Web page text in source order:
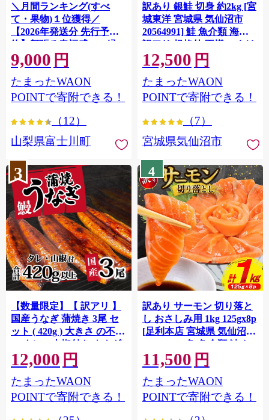
＼月間ランキング(すべ
て・果物)１位獲得／
【2026年発送分 先行予
約】頬張る幸福感 〜緑の
宝石・ シャインマスカッ
ト 〜 １ｋｇ以上（２〜３
房） フルーツ 山梨県産 果
物 くだもの シャイン マス
大粒 種なし 先行予約 富士
円 九千円
9,000 円
たまったWAON
POINTで寄附できる！
（12）
山梨県富士川町
訳あり 銀鮭 切身 約2kg [宮
城東洋 宮城県 気仙沼市
20564991] 鮭 魚介類 海鮮
訳アリ 規格外 不揃い さけ
サケ 鮭切身 シャケ 切り身
冷凍 家庭用 おかず 弁当 支
援 サーモン 銀鮭切り身 魚
わけあり
12,500 円
たまったWAON
POINTで寄附できる！
（7）
宮城県気仙沼市
3
【数量限定】【 訳アリ 】
国産うなぎ 蒲焼き 3尾 セ
ット ( 420g ) 大きさ の不揃
い タレ・山椒付き ウナギ
鰻 ふぞろい 不揃い うな重
ひつまぶし 人気 茨城 八千
代町 ふるさと納税 冷凍
[SF951ya]
12,000 円
たまったWAON
POINTで寄附できる！
4
訳あり サーモン 切り落と
し おさしみ用 1kg 125gx8p
[足利本店 宮城県 気仙沼市
20564313] 魚 魚介類 鮭 お
刺し身 刺し身 刺身 生 生食
個包装 チリ銀鮭 銀鮭 海鮮
海鮮丼 魚介
11,500 円
たまったWAON
POINTで寄附できる！